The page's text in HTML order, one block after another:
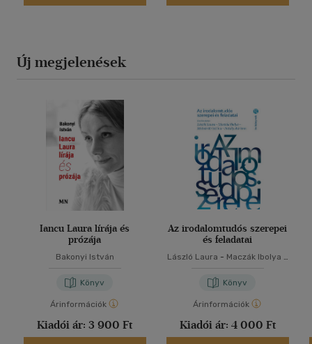
Új megjelenések
Iancu Laura lírája és
prózája
Bakonyi István
Könyv
Árinformációk
Kiadói ár: 3 900 Ft
Az irodalomtudós szerepei
és feladatai
László Laura - Maczák Ibolya -
Adrienn
Könyv
Árinformációk
Kiadói ár: 4 000 Ft